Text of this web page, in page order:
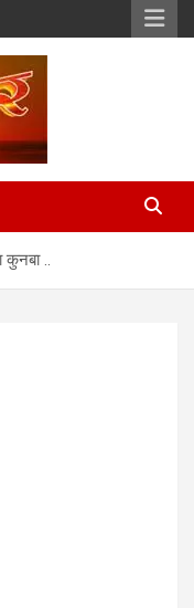
कुनबा ..